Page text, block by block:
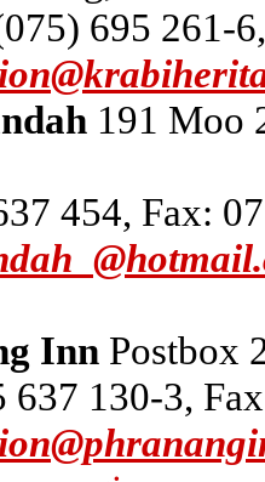
695 261-
191 Moo
454, Fax:
Inn Postbox
637 130-3,